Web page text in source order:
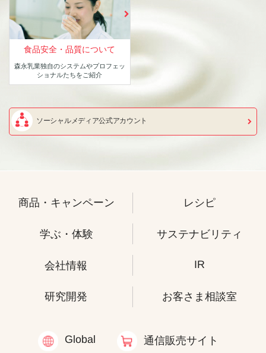
食品安全・品質について
森永乳業独自のシステムやプロフェッ
ショナルたちをご紹介
ソーシャルメディア公式アカウント
商品・キャンペーン レシピ
学ぶ・体験 サステナビリティ
会社情報 IR
研究開発 お客さま相談室
Global 通信販売サイト